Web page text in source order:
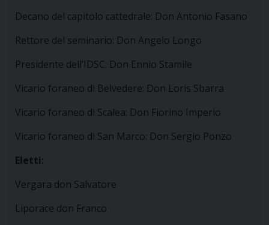
Decano del capitolo cattedrale: Don Antonio Fasano
Rettore del seminario: Don Angelo Longo
Presidente dell’IDSC: Don Ennio Stamile
Vicario foraneo di Belvedere: Don Loris Sbarra
Vicario foraneo di Scalea: Don Fiorino Imperio
Vicario foraneo di San Marco: Don Sergio Ponzo
Eletti:
Vergara don Salvatore
Liporace don Franco